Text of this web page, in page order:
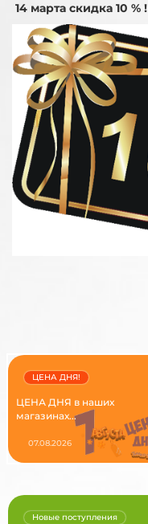
14 марта скидка 10 % !
ЦЕНА ДНЯ в наших
магазинах...
ЦЕНА ДНЯ!
07.08.2026
Новые поступления